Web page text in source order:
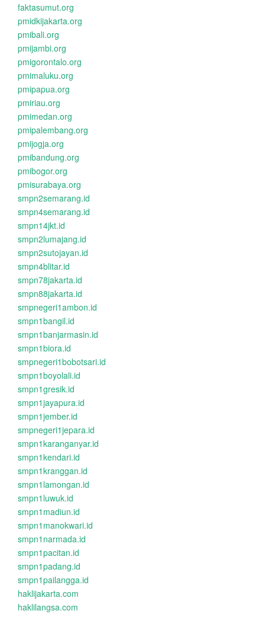
faktasumut.org
pmidkijakarta.org
pmibali.org
pmijambi.org
pmigorontalo.org
pmimaluku.org
pmipapua.org
pmiriau.org
pmimedan.org
pmipalembang.org
pmijogja.org
pmibandung.org
pmibogor.org
pmisurabaya.org
smpn2semarang.id
smpn4semarang.id
smpn14jkt.id
smpn2lumajang.id
smpn2sutojayan.id
smpn4blitar.id
smpn78jakarta.id
smpn88jakarta.id
smpnegeri1ambon.id
smpn1bangil.id
smpn1banjarmasin.id
smpn1biora.id
smpnegeri1bobotsari.id
smpn1boyolali.id
smpn1gresik.id
smpn1jayapura.id
smpn1jember.id
smpnegeri1jepara.id
smpn1karanganyar.id
smpn1kendari.id
smpn1kranggan.id
smpn1lamongan.id
smpn1luwuk.id
smpn1madiun.id
smpn1manokwari.id
smpn1narmada.id
smpn1pacitan.id
smpn1padang.id
smpn1pailangga.id
haklijakarta.com
haklilangsa.com